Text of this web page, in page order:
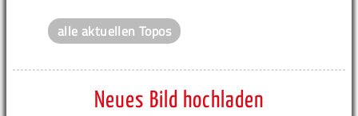
alle aktuellen Topos
Neues Bild hochladen